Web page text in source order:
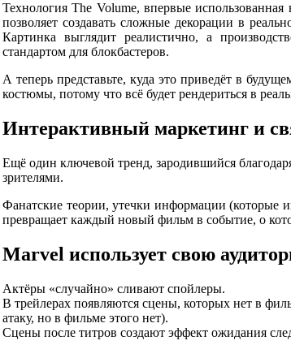
Технология The Volume, впервые
позволяет создавать сложные декорации в
Картинка выглядит реалистично, а
стандартом для блокбастеров.
А теперь представьте, куда это приведёт в
костюмы, потому что всё будет рендериться в
Интерактивный маркетинг и
Ещё один ключевой тренд, зародившийся
зрителями.
Фанатские теории, утечки информации (которые
превращает каждый новый фильм в событие, о
Marvel использует свою
Актёры «случайно» сливают спойлеры.
В трейлерах появляются сцены, которых нет в
атаку, но в фильме этого нет).
Сцены после титров создают эффект ожидания